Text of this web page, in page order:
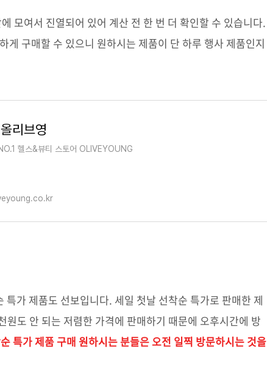
모여서 진열되어 있어 계산 전 한 번 더 확인할 수 있습니다.
게 구매할 수 있으니 원하시는 제품이 단 하루 행사 제품인지
리브영
헬스&뷰티 스토어 OLIVEYOUNG
가 제품도 선보입니다. 세일 첫날 선착순 특가로 판매한 제
도 안 되는 저렴한 가격에 판매하기 때문에 오후시간에 방
특가 제품 구매 원하시는 분들은 오전 일찍 방문하시는 것을